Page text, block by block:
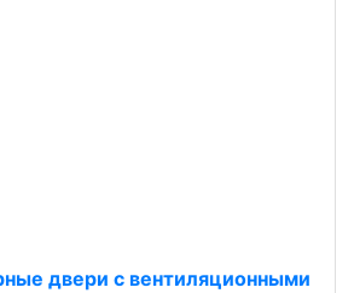
двери с вентиляционными